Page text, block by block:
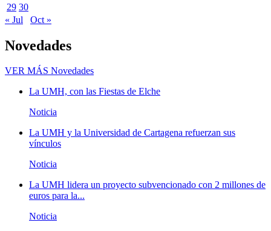
29 30
« Jul
Oct »
Novedades
VER MÁS Novedades
La UMH, con las Fiestas de Elche
Noticia
La UMH y la Universidad de Cartagena refuerzan sus
vínculos
Noticia
La UMH lidera un proyecto subvencionado con 2 millones de
euros para la...
Noticia